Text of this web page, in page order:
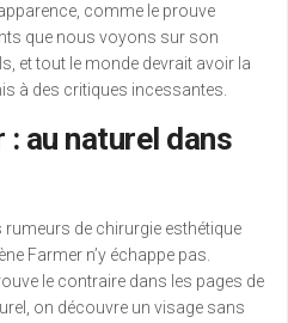
comme le prouve
que nous voyons sur son
et tout le monde devrait avoir la
à des critiques incessantes.
au naturel dans
de chirurgie esthétique
Farmer n’y échappe pas.
le contraire dans les pages de
on découvre un visage sans